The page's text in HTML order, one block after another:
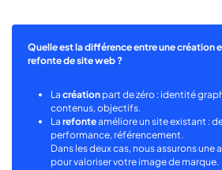
Quelle est la différence entre une création
refonte de site web ?
La création part de zéro : identité
contenus, objectifs.
La refonteaméliore un site existant :
performance, référencement.
Dans les deux cas, nous assurons une
pour valoriser votre image de marque.